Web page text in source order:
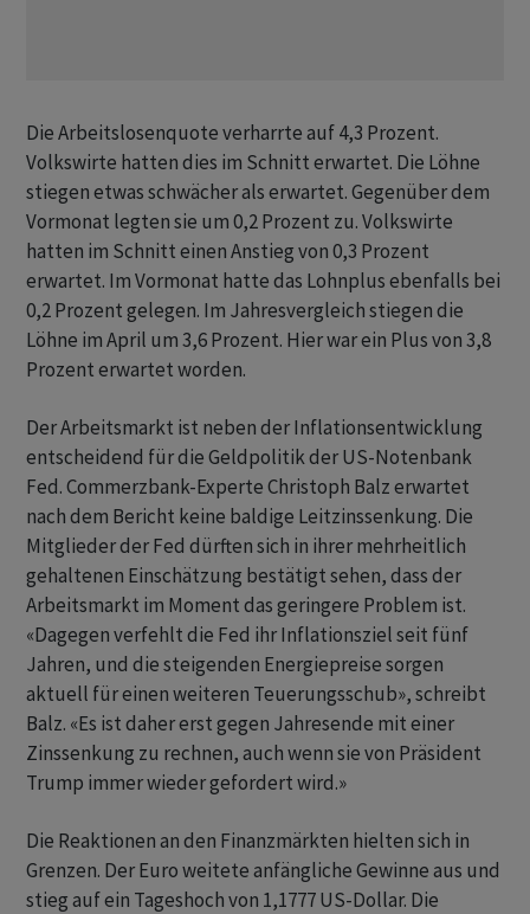
Die Arbeitslosenquote verharrte auf 4,3 Prozent.
Volkswirte hatten dies im Schnitt erwartet. Die Löhne
stiegen etwas schwächer als erwartet. Gegenüber dem
Vormonat legten sie um 0,2 Prozent zu. Volkswirte
hatten im Schnitt einen Anstieg von 0,3 Prozent
erwartet. Im Vormonat hatte das Lohnplus ebenfalls bei
0,2 Prozent gelegen. Im Jahresvergleich stiegen die
Löhne im April um 3,6 Prozent. Hier war ein Plus von 3,8
Prozent erwartet worden.
Der Arbeitsmarkt ist neben der Inflationsentwicklung
entscheidend für die Geldpolitik der US-Notenbank
Fed. Commerzbank-Experte Christoph Balz erwartet
nach dem Bericht keine baldige Leitzinssenkung. Die
Mitglieder der Fed dürften sich in ihrer mehrheitlich
gehaltenen Einschätzung bestätigt sehen, dass der
Arbeitsmarkt im Moment das geringere Problem ist.
«Dagegen verfehlt die Fed ihr Inflationsziel seit fünf
Jahren, und die steigenden Energiepreise sorgen
aktuell für einen weiteren Teuerungsschub», schreibt
Balz. «Es ist daher erst gegen Jahresende mit einer
Zinssenkung zu rechnen, auch wenn sie von Präsident
Trump immer wieder gefordert wird.»
Die Reaktionen an den Finanzmärkten hielten sich in
Grenzen. Der Euro weitete anfängliche Gewinne aus und
stieg auf ein Tageshoch von 1,1777 US-Dollar. Die